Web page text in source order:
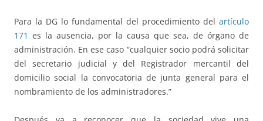
Para la DG lo fundamental del procedimiento del artículo
171 es la ausencia, por la causa que sea, de órgano de
administración. En ese caso “cualquier socio podrá solicitar
del secretario judicial y del Registrador mercantil del
domicilio social la convocatoria de junta general para el
nombramiento de los administradores.”